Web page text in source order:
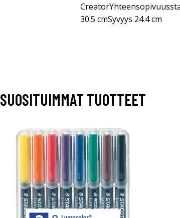
30.5 cmSyvyys 24.4 cm
SUOSITUIMMAT TUOTTEET